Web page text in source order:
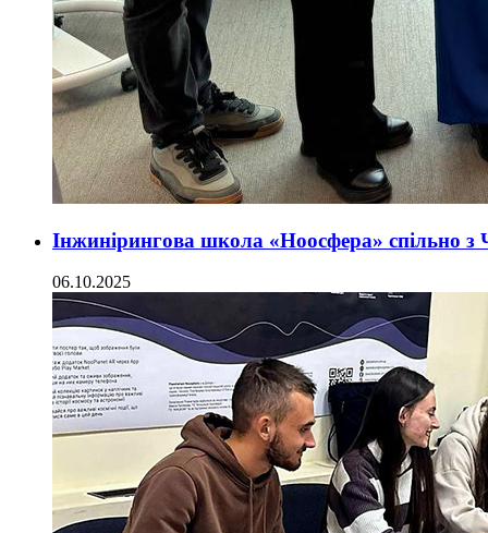
Інжинірингова школа «Ноосфера» спільно
06.10.2025